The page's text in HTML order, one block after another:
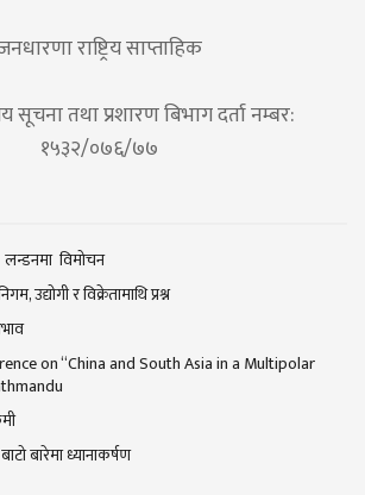
राष्ट्रिय साप्ताहिक
सूचना तथा प्रशारण बिभाग दर्ता नम्बर:
१५३२/०७६/७७
लन्डनमा विमोचन
उद्योगी र विक्रेतामाथि प्रश्न
on “China and South Asia in a Multipolar
बारेमा ध्यानाकर्षण